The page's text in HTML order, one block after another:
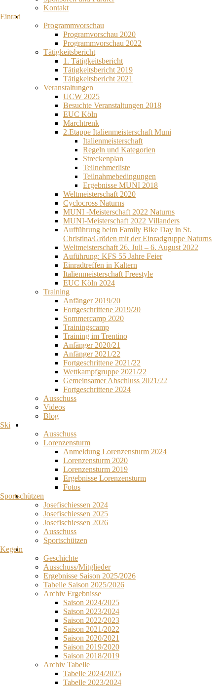
Kontakt
Einrad
Programmvorschau
Programvorschau 2020
Programmvorschau 2022
Tätigkeitsbericht
1. Tätigkeitsbericht
Tätigkeitsbericht 2019
Tätigkeitsbericht 2021
Veranstaltungen
UCW 2025
Besuchte Veranstaltungen 2018
EUC Köln
Marchtrenk
2.Etappe Italienmeisterschaft Muni
Italienmeisterschaft
Regeln und Kategorien
Streckenplan
Teilnehmerliste
Teilnahmebedingungen
Ergebnisse MUNI 2018
Weltmeisterschaft 2020
Cyclocross Naturns
MUNI -Meisterschaft 2022 Naturns
MUNI-Meisterschaft 2022 Villanders
Aufführung beim Family Bike Day in St.
Christina/Gröden mit der Einradgruppe Naturns
Weltmeisterschaft 26. Juli – 6. August 2022
Auführung: KFS 55 Jahre Feier
Einradtreffen in Kaltern
Italienmeisterschaft Freestyle
EUC Köln 2024
Training
Anfänger 2019/20
Fortgeschrittene 2019/20
Sommercamp 2020
Trainingscamp
Training im Trentino
Anfänger 2020/21
Anfänger 2021/22
Fortgeschrittene 2021/22
Wettkampfgruppe 2021/22
Gemeinsamer Abschluss 2021/22
Fortgeschrittene 2024
Ausschuss
Videos
Blog
Ski
Ausschuss
Lorenzensturm
Anmeldung Lorenzensturm 2024
Lorenzensturm 2020
Lorenzensturm 2019
Ergebnisse Lorenzensturm
Fotos
Sportschützen
Josefischiessen 2024
Josefischiessen 2025
Josefischiessen 2026
Ausschuss
Sportschützen
Kegeln
Geschichte
Ausschuss/Mitglieder
Ergebnisse Saison 2025/2026
Tabelle Saison 2025/2026
Archiv Ergebnisse
Saison 2024/2025
Saison 2023/2024
Saison 2022/2023
Saison 2021/2022
Saison 2020/2021
Saison 2019/2020
Saison 2018/2019
Archiv Tabelle
Tabelle 2024/2025
Tabelle 2023/2024